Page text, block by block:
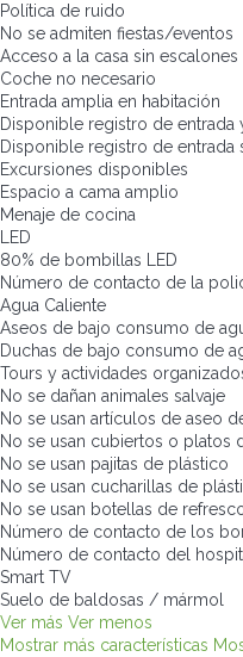
Política de ruido
No se admiten fiestas/eventos
Acceso a la casa sin escalones
Coche no necesario
Entrada amplia en habitación
Disponible registro de entrada
Disponible registro de entrada
Excursiones disponibles
Espacio a cama amplio
Menaje de cocina
LED
80% de bombillas LED
Número de contacto de la
Agua Caliente
Aseos de bajo consumo de
Duchas de bajo consumo de
Tours y actividades
No se dañan animales salvaje
No se usan artículos de aseo
No se usan cubiertos o platos
No se usan pajitas de plástico
No se usan cucharillas de
No se usan botellas de
Número de contacto de los
Número de contacto del
Smart TV
Suelo de baldosas / mármol
Ver más Ver menos
Mostrar más características